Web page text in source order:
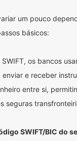
um pouco
básicos:
os bancos
e receber
entre si,
seguras
SWIFT/BIC do